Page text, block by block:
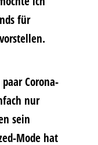
für
Corona-
nur
sein
Mode hat